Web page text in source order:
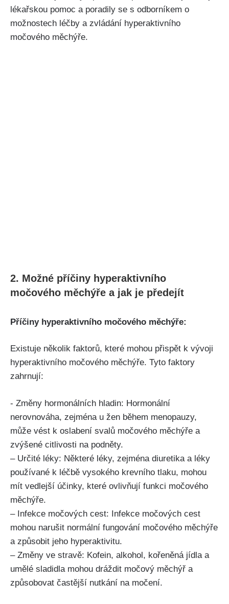
lékařskou‍ pomoc a poradily ⁢se s odborníkem o
⁣možnostech léčby ⁣a zvládání hyperaktivního​
močového měchýře.
2. ⁤Možné​ příčiny hyperaktivního
močového ⁤měchýře⁤ a jak je předejít
Příčiny hyperaktivního močového měchýře:
Existuje několik⁢ faktorů, které mohou přispět ⁣k vývoji
hyperaktivního močového ‍měchýře. Tyto faktory
zahrnují:
-⁤ Změny​ hormonálních hladin: ⁤Hormonální
nerovnováha, zejména u žen během menopauzy,⁤
může vést k oslabení ⁣svalů močového měchýře ⁣a
zvýšené citlivosti‍ na podněty.
– Určité léky:⁣ Některé ⁤léky, ⁢zejména diuretika a léky
používané​ k léčbě‍ vysokého krevního tlaku, mohou‌
mít​ vedlejší⁢ účinky,‍ které ovlivňují funkci močového ​
měchýře.
– ⁤Infekce močových cest: Infekce močových cest
mohou​ narušit ​normální⁢ fungování močového měchýře
a ⁢způsobit⁤ jeho hyperaktivitu.
– Změny ve stravě:‍ Kofein, ​alkohol, kořeněná jídla a
⁢umělé‍ sladidla mohou dráždit močový měchýř a
způsobovat častější nutkání na močení.